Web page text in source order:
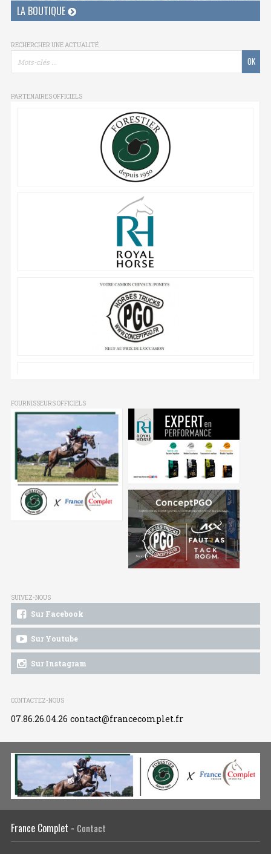
LA BOUTIQUE
RECHERCHER UNE ACTUALITÉ
PARTENAIRES OFFICIELS
FOURNISSEURS OFFICIELS
SUIVEZ-NOUS
Sur Facebook
Sur Youtube
Sur Instagram
CONTACTEZ-NOUS
07.86.26.04.26 contact@francecomplet.fr
France Complet - Contact